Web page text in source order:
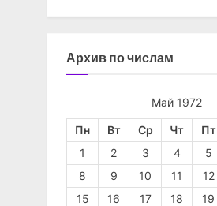
Архив по числам
Май 1972
Пн Вт Ср Чт Пт
1
2 3 4 5
8
9 10 11 12
15
16 17 18 19